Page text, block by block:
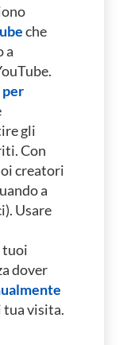
che
a
gli
Con
creatori
a
Usare
tuoi
dover
tua visita.